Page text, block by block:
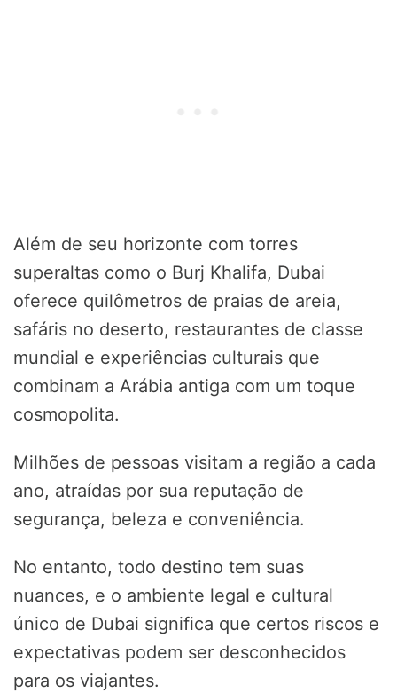
Além de seu horizonte com torres
superaltas como o Burj Khalifa, Dubai
oferece quilômetros de praias de areia,
safáris no deserto, restaurantes de classe
mundial e experiências culturais que
combinam a Arábia antiga com um toque
cosmopolita.
Milhões de pessoas visitam a região a cada
ano, atraídas por sua reputação de
segurança, beleza e conveniência.
No entanto, todo destino tem suas
nuances, e o ambiente legal e cultural
único de Dubai significa que certos riscos e
expectativas podem ser desconhecidos
para os viajantes.